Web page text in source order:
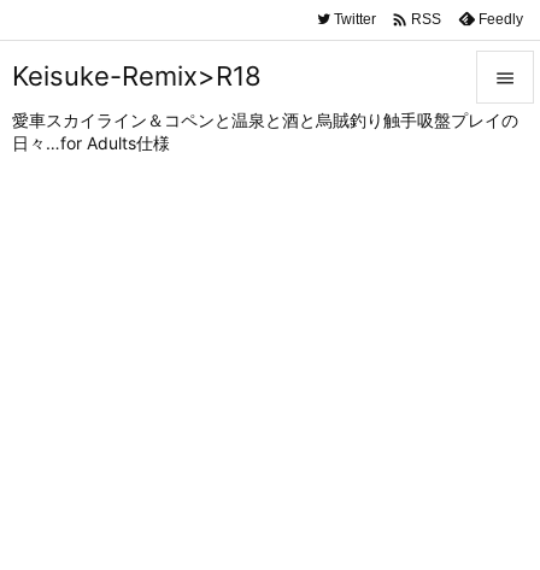
Keisuke-Remix>R18
愛車スカイライン＆コペンと温泉と酒と烏賊釣り触手吸盤プレイの
日々…for Adults仕様


Twitter  RSS Feedly